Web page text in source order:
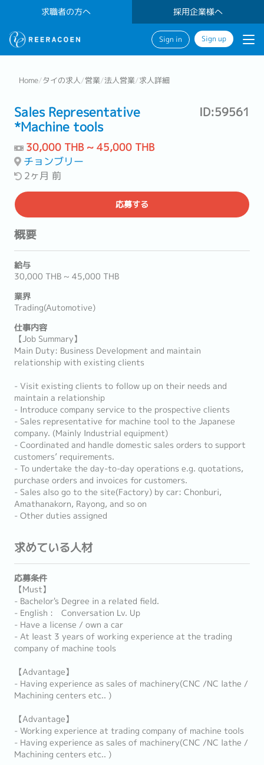
求職者の方へ 採用企業様へ
Sign in Sign up
Home/タイの求人/営業/法人営業/求人詳細
Sales Representative
*Machine tools
ID:59561
30,000 THB ~ 45,000 THB
チョンブリー
2ヶ月 前
応募する
概要
給与
30,000 THB ~ 45,000 THB
業界
Trading(Automotive)
仕事内容
【Job Summary】
Main Duty: Business Development and maintain
relationship with existing clients
- Visit existing clients to follow up on their needs and
maintain a relationship
- Introduce company service to the prospective clients
- Sales representative for machine tool to the Japanese
company. (Mainly Industrial equipment)
- Coordinated and handle domestic sales orders to support
customers’ requirements.
- To undertake the day-to-day operations e.g. quotations,
purchase orders and invoices for customers.
- Sales also go to the site(Factory) by car: Chonburi,
Amathanakorn, Rayong, and so on
- Other duties assigned
求めている人材
応募条件
【Must】
- Bachelor's Degree in a related field.
- English : Conversation Lv. Up
- Have a license / own a car
- At least 3 years of working experience at the trading
company of machine tools
【Advantage】
- Having experience as sales of machinery(CNC /NC lathe /
Machining centers etc.. )
【Advantage】
- Working experience at trading company of machine tools
- Having experience as sales of machinery(CNC /NC lathe /
Machining centers etc.. )